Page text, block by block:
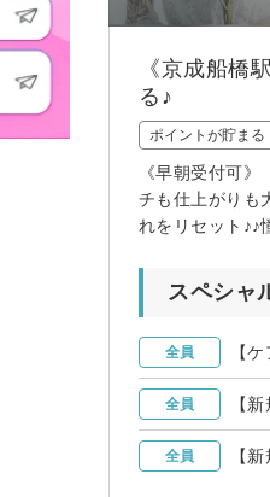
《京成船橋
る♪
ポイントが貯まる
《早朝受付可
チも仕上がりも
れをリセット♪♪
スペシャ
全員 【
全員 【
全員 【